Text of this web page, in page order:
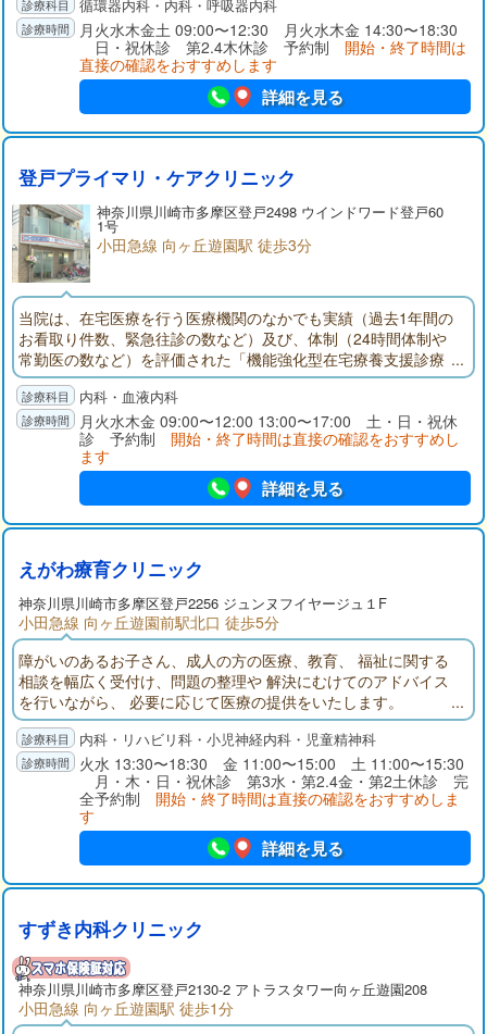
循環器内科・内科・呼吸器内科
月火水木金土 09:00〜12:30 月火水木金 14:30〜18:30
日・祝休診 第2.4木休診 予約制 開始・終了時間は
直接の確認をおすすめします
詳細を見る
登戸プライマリ・ケアクリニック
神奈川県川崎市多摩区登戸2498 ウインドワード登戸60
1号
小田急線 向ヶ丘遊園駅 徒歩3分
当院は、在宅医療を行う医療機関のなかでも実績（過去1年間の
お看取り件数、緊急往診の数など）及び、体制（24時間体制や
常勤医の数など）を評価された「機能強化型在宅療養支援診療
所」の指定を受けており、在宅医療に対する経験豊富な医師に
よる、在宅医療を中心に行っている診療所です。
内科・血液内科
月火水木金 09:00〜12:00 13:00〜17:00 土・日・祝休
診 予約制 開始・終了時間は直接の確認をおすすめし
ます
詳細を見る
えがわ療育クリニック
神奈川県川崎市多摩区登戸2256 ジュンヌフイヤージュ１F
小田急線 向ヶ丘遊園前駅北口 徒歩5分
障がいのあるお子さん、成人の方の医療、教育、 福祉に関する
相談を幅広く受付け、問題の整理や 解決にむけてのアドバイス
を行いながら、 必要に応じて医療の提供をいたします。
内科・リハビリ科・小児神経内科・児童精神科
火水 13:30〜18:30 金 11:00〜15:00 土 11:00〜15:30
月・木・日・祝休診 第3水・第2.4金・第2土休診 完
全予約制 開始・終了時間は直接の確認をおすすめしま
す
詳細を見る
すずき内科クリニック
神奈川県川崎市多摩区登戸2130-2 アトラスタワー向ヶ丘遊園208
小田急線 向ヶ丘遊園駅 徒歩1分